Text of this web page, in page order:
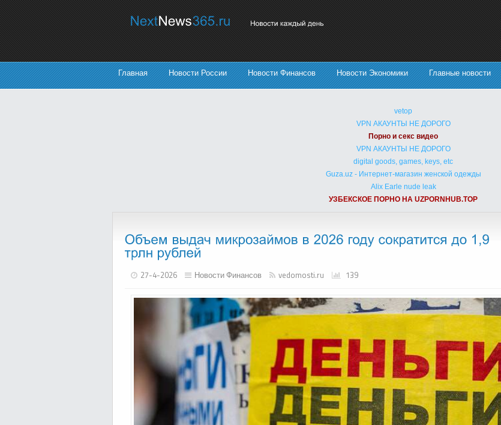
Главная Новости России Новости Финансов Новости Экономики Главные новости
vetop
VPN АКАУНТЫ НЕ ДОРОГО
Порно и секс видео
VPN АКАУНТЫ НЕ ДОРОГО
digital goods, games, keys, etc
Guza.uz - Интернет-магазин женской одежды
Alix Earle nude leak
УЗБЕКСКОЕ ПОРНО НА UZPORNHUB.TOP
27-4-2026 Новости Финансов vedomosti.ru 139